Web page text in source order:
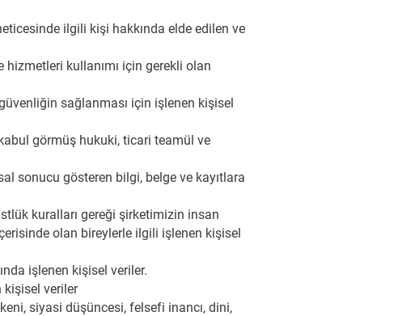
ilgili kişi hakkında elde edilen ve
kullanımı için gerekli olan
sağlanması için işlenen kişisel
görmüş hukuki, ticari teamül ve
sonucu gösteren bilgi, belge ve kayıtlara
kuralları gereği şirketimizin insan
olan bireylerle ilgili işlenen kişisel
işlenen kişisel veriler.
veriler
siyasi düşüncesi, felsefi inancı, dini,